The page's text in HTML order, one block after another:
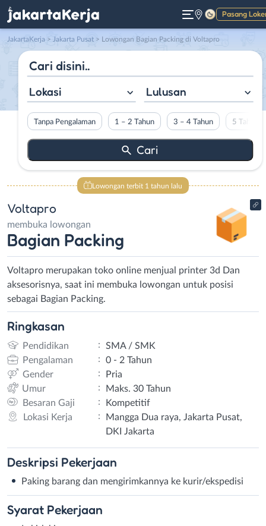
Pasang
Gelap
JakartaKerja > Jakarta Pusat > Lowongan Bagian Packing di Voltapro
Lokasi Lulusan
Tanpa Pengalaman 1 – 2 Tahun 3 – 4 Tahun 5 Tahun
Lowongan terbit 1 tahun lalu
Voltapro
membuka lowongan
Bagian Packing
Voltapro merupakan toko online menjual printer 3d Dan
aksesorisnya, saat ini membuka lowongan untuk posisi
sebagai Bagian Packing.
Ringkasan
Pendidikan :
SMA / SMK
Pengalaman
:
0 - 2 Tahun
Gender
:
Pria
Umur
:
Maks. 30 Tahun
Besaran Gaji
:
Kompetitif
Lokasi Kerja
:
Mangga Dua raya, Jakarta Pusat,
DKI Jakarta
Deskripsi Pekerjaan
Paking barang dan mengirimkannya ke kurir/ekspedisi
Syarat Pekerjaan